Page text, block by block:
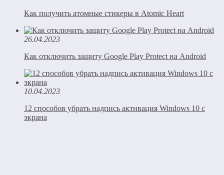
Как получить атомные стикеры в Atomic Heart
26.04.2023
Как отключить защиту Google Play Protect на Android
10.04.2023
12 способов убрать надпись активация Windows 10 с
экрана